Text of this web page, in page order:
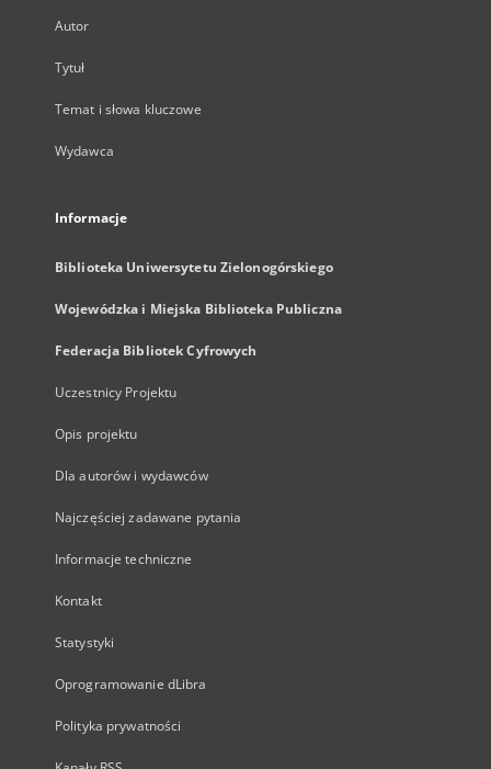
Autor
Tytuł
Temat i słowa kluczowe
Wydawca
Informacje
Biblioteka Uniwersytetu Zielonogórskiego
Wojewódzka i Miejska Biblioteka Publiczna
Federacja Bibliotek Cyfrowych
Uczestnicy Projektu
Opis projektu
Dla autorów i wydawców
Najczęściej zadawane pytania
Informacje techniczne
Kontakt
Statystyki
Oprogramowanie dLibra
Polityka prywatności